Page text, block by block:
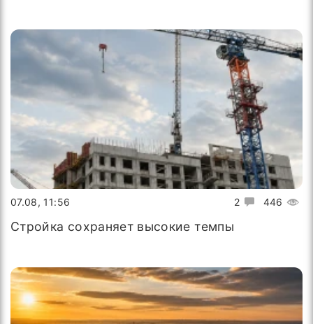
2 446
07.08, 11:56
Стройка сохраняет высокие темпы